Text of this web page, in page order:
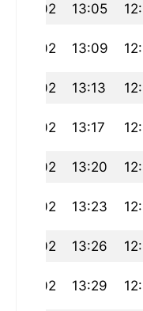
13:05
18:02
13:09
18:02
13:13
18:02
13:17
18:02
13:20
18:02
13:23
18:02
13:26
18:02
13:29
18:02